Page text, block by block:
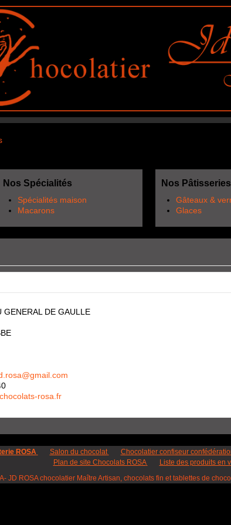
Nos Spécialités
Spécialités maison
Macarons
Nos Pâtisseries
Gâteaux &
Glaces
GENERAL DE GAULLE
rosa.fr
ROSA Salon du chocolat Chocolatier confiseur
Plan de site Chocolats ROSA
Liste des produits en
JD ROSA chocolatier Maître Artisan, chocolats fin et tablettes de